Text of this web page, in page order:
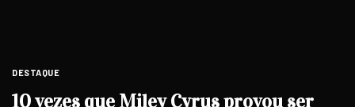
DESTAQUE
10 vezes que Miley Cyrus provou ser